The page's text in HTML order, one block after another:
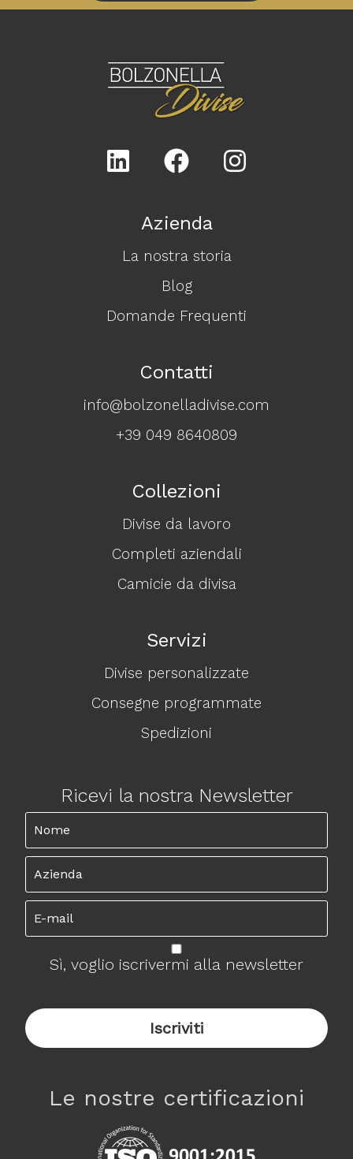
Azienda
La nostra storia
Blog
Domande Frequenti
Contatti
info@bolzonelladivise.com
+39 049 8640809
Collezioni
Divise da lavoro
Completi aziendali
Camicie da divisa
Servizi
Divise personalizzate
Consegne programmate
Spedizioni
Ricevi la nostra Newsletter
Sì, voglio iscrivermi alla newsletter
Le nostre certificazioni